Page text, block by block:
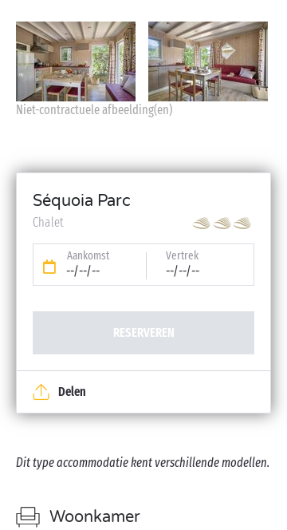
Niet-contractuele afbeelding(en)
Séquoia Parc
Chalet
Aankomst
--/--/--
Vertrek
--/--/--
RESERVEREN
Delen
Dit type accommodatie kent verschillende modellen.
Woonkamer